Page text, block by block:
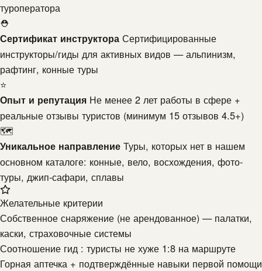
туроператора
⛑
Сертификат инструктора Сертифицированные
инструкторы/гиды для активных видов — альпинизм,
рафтинг, конные туры
⭐
Опыт и репутация Не менее 2 лет работы в сфере +
реальные отзывы туристов (минимум 15 отзывов 4.5+)
🗺
Уникальное направление Туры, которых нет в нашем
основном каталоге: конные, вело, восхождения, фото-
туры, джип-сафари, сплавы
Желательные критерии
Собственное снаряжение (не арендованное) — палатки,
каски, страховочные системы
Соотношение гид : туристы не хуже 1:8 на маршруте
Горная аптечка + подтверждённые навыки первой помощи